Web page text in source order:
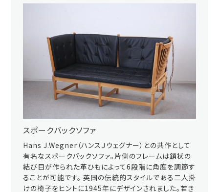
スポークバックソファ
Hans J.Wegner（ハンスＪウェグナー）との共作として
有名なスポークバックソファ。片側のフレームは鎖状の
結び目が作られた革ひもによって6段階に角度を調節す
ることが可能です。 英国の伝統的スタイルである二人掛
けの椅子をヒントに1945年にデザインされました。若き